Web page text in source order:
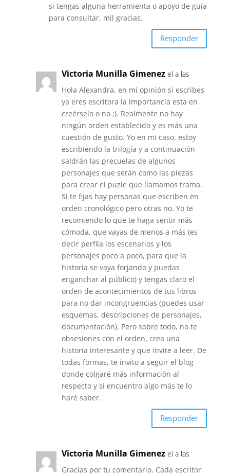
si tengas alguna herramienta o apoyo de guía
para consultar, mil gracias.
Responder
Victoria Munilla Gimenez el a las
Hola Alexandra, en mi opinión si escribes
ya eres escritora la importancia esta en
creérselo o no ;). Realmente no hay
ningún orden establecido y es más una
cuestión de gusto. Yo en mi caso, estoy
escribiendo la trilogía y a continuación
saldrán las precuelas de algunos
personajes que serán como las piezas
para crear el puzle que llamamos trama.
Si te fijas hay personas que escriben en
orden cronológico pero otras no. Yo te
recomiendo lo que te haga sentir más
cómoda, que vayas de menos a más (es
decir perfila los escenarios y los
personajes poco a poco, para que la
historia se vaya forjando y puedas
enganchar al público) y tengas claro el
orden de acontecimientos de tus libros
para no dar incongruencias (puedes usar
esquemas, descripciones de personajes,
documentación). Pero sobre todo, no te
obsesiones con el orden, crea una
historia interesante y que invite a leer. De
todas formas, te invito a seguir el blog
donde colgaré más información al
respecto y si encuentro algo más te lo
haré saber.
Responder
Victoria Munilla Gimenez el a las
Gracias por tu comentario. Cada escritor